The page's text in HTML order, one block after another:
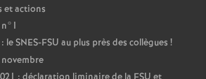
et actions
SNES-FSU au plus près des collègues !